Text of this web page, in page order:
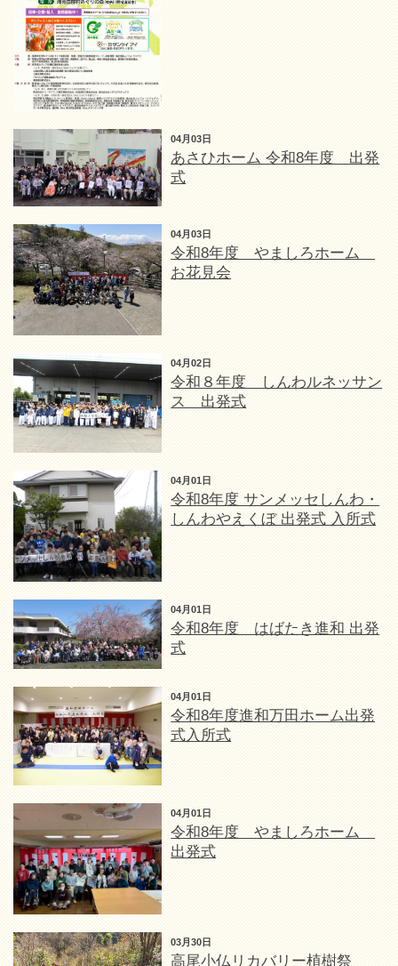
04月03日
あさひホーム 令和8年度 出発
式
04月03日
令和8年度 やましろホーム
お花見会
04月02日
令和８年度 しんわルネッサン
ス 出発式
04月01日
令和8年度 サンメッセしんわ・
しんわやえくぼ 出発式 入所式
04月01日
令和8年度 はばたき進和 出発
式
04月01日
令和8年度進和万田ホーム出発
式入所式
04月01日
令和8年度 やましろホーム
出発式
03月30日
高尾小仏リカバリー植樹祭